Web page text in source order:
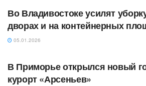
Во Владивостоке усилят
дворах и на контейнерных
05.01.2026
В Приморье открылся новый
курорт «Арсеньев»